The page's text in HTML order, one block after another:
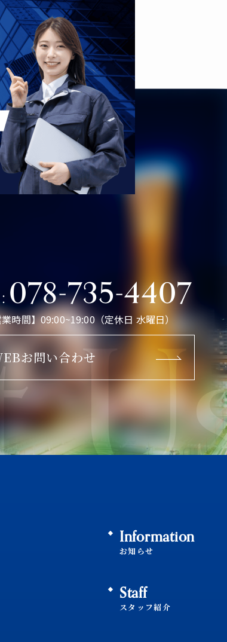
078-735-4407
時間】09:00~19:00（定休日 水曜日）
お問い合わせ
Information
お知らせ
Staff
スタッフ紹介